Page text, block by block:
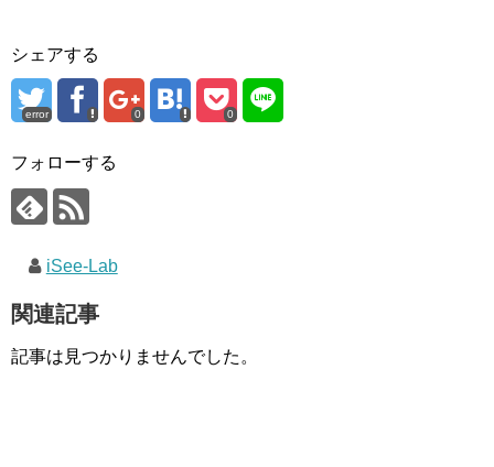
シェアする
error 0 0
フォローする
iSee-Lab
関連記事
記事は見つかりませんでした。